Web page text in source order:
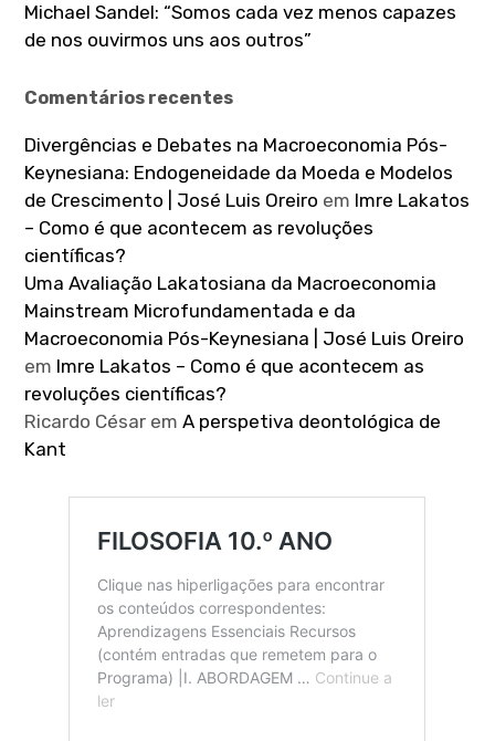
Michael Sandel: “Somos cada vez menos capazes
de nos ouvirmos uns aos outros”
Comentários recentes
Divergências e Debates na Macroeconomia Pós-
Keynesiana: Endogeneidade da Moeda e Modelos
de Crescimento | José Luis Oreiro em Imre Lakatos
– Como é que acontecem as revoluções
científicas?
Uma Avaliação Lakatosiana da Macroeconomia
Mainstream Microfundamentada e da
Macroeconomia Pós-Keynesiana | José Luis Oreiro
em Imre Lakatos – Como é que acontecem as
revoluções científicas?
Ricardo César emA perspetiva deontológica de
Kant